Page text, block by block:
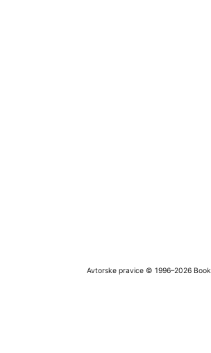
Avtorske pravice © 1996–2026